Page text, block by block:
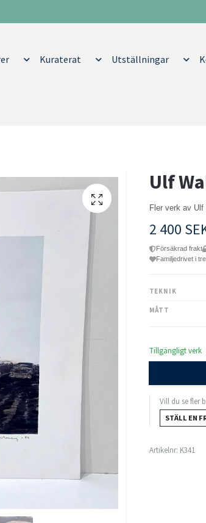
Kuraterat Utställningar
Ulf
Fler verk av
2 400
Försäkrad frakt
Familjedrivet i
TEKNIK
MÅTT
Tillgängligt verk
Vill du se fler
STÄLL EN
Artikelnr: K341